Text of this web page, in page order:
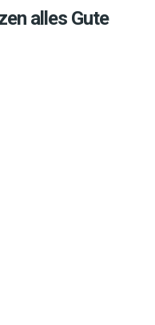
alles Gute